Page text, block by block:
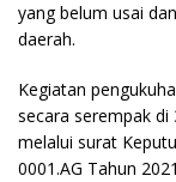
yang belum usai
daerah.
Kegiatan
secara serempak di
melalui surat
0001.AG Tahun